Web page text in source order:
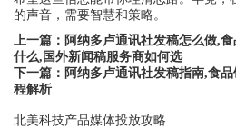
的声音，需要智慧和策略。
上一篇： 阿纳多卢通讯社发稿怎么做,
什么,国外新闻稿服务商如何选
下一篇： 阿纳多卢通讯社发稿指南,食
程解析
北美科技产品媒体投放攻略